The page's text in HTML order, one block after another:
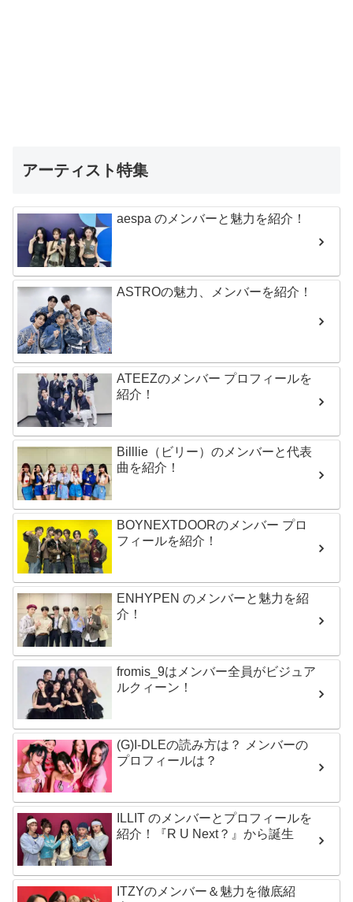
アーティスト特集
aespa のメンバーと魅力を紹介！
ASTROの魅力、メンバーを紹介！
ATEEZのメンバー プロフィールを
紹介！
Billlie（ビリー）のメンバーと代表
曲を紹介！
BOYNEXTDOORのメンバー プロ
フィールを紹介！
ENHYPEN のメンバーと魅力を紹
介！
fromis_9はメンバー全員がビジュア
ルクィーン！
(G)I-DLEの読み方は？ メンバーの
プロフィールは？
ILLIT のメンバーとプロフィールを
紹介！『R U Next？』から誕生
ITZYのメンバー＆魅力を徹底紹